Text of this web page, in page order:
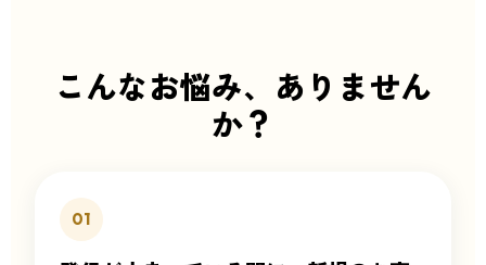
こんなお悩み、ありません
か？
01